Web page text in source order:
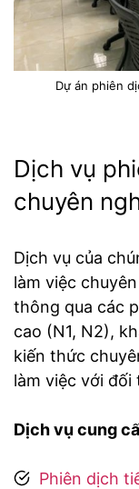
Dự án phiên
Dịch vụ
chuyên
Dịch vụ của
làm việc
thông qua các
cao (N1, N2),
kiến thức
làm việc với đối
Dịch vụ cung
Phiên dịch